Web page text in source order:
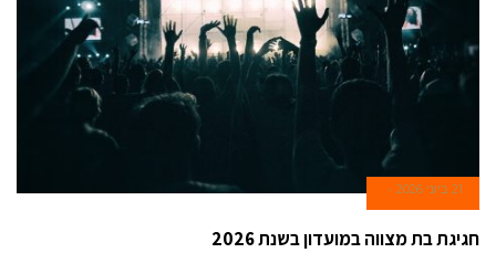
21 ביוני 2026
חגיגת בת מצווה במועדון בשנת 2026